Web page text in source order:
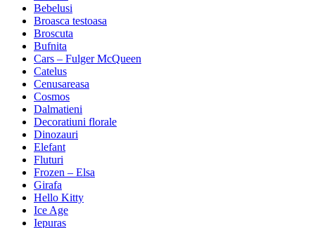
Bebelusi
Broasca testoasa
Broscuta
Bufnita
Cars – Fulger McQueen
Catelus
Cenusareasa
Cosmos
Dalmatieni
Decoratiuni florale
Dinozauri
Elefant
Fluturi
Frozen – Elsa
Girafa
Hello Kitty
Ice Age
Iepuras